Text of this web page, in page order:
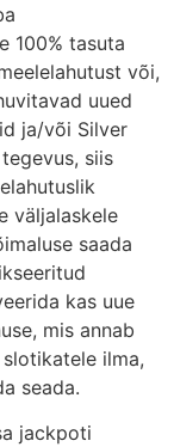
100% tasuta
või,
uued
ja/või Silver
siis
väljalaskele
saada
kas uue
mis annab
ilma,
seada.
jackpoti